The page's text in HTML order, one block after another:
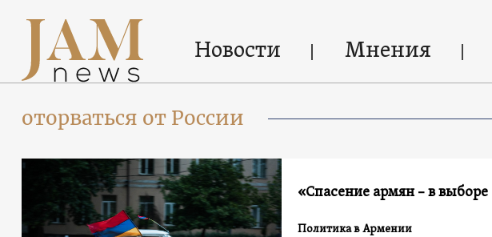
Новости Мнения
оторваться от России
«Спасение армян – в
Политика в Армении